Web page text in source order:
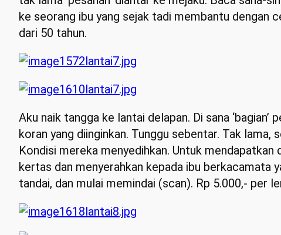
ke seorang ibu yang sejak tadi membantu dengan
dari 50 tahun.
Aku naik tangga ke lantai delapan. Di sana
koran yang diinginkan. Tunggu sebentar. Tak
Kondisi mereka menyedihkan. Untuk
kertas dan menyerahkan kepada ibu berkacamata
tandai, dan mulai memindai (scan). Rp 5.000,- per